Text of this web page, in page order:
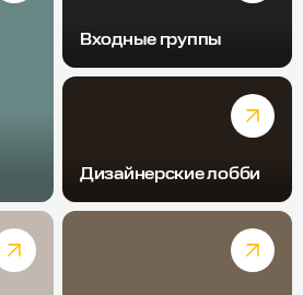
Входные группы
Дизайнерские лобби